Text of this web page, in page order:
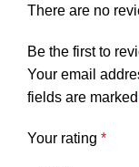
There are no
Be the first to
Your email
fields are marked
Your rating *